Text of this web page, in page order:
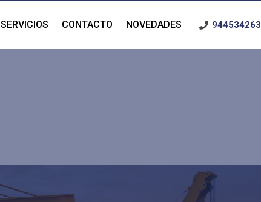
SERVICIOS CONTACTO NOVEDADES 944534263